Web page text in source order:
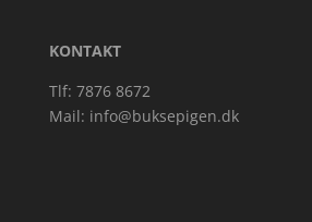
KONTAKT
Tlf: 7876 8672
Mail: info@buksepigen.dk